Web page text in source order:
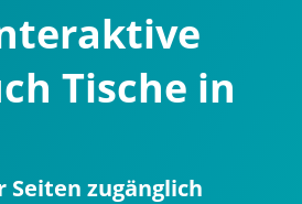
Tische in
Seiten zugänglich